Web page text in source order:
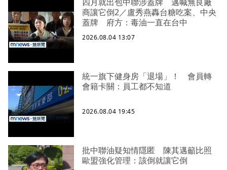
商讓它倒2／盧秀燕轟台糖吃案、中央
蓋牌 府方：毒油一直在台中
2026.08.04 13:07
統一旗下健身房「退場」！ 會員轉
會籍卡關：員工都不知道
2026.08.04 19:45
批中聯油疑知情隱匿 陳其邁籲比照
歐盟強化管理：該倒就讓它倒